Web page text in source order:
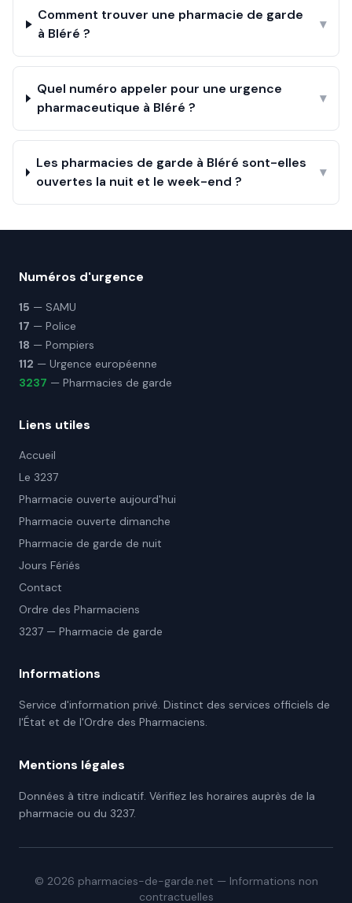
Comment trouver une pharmacie de garde
à Bléré ?
▾
Quel numéro appeler pour une urgence
pharmaceutique à Bléré ?
▾
Les pharmacies de garde à Bléré sont-elles
ouvertes la nuit et le week-end ?
▾
Numéros d'urgence
15 — SAMU
17 — Police
18 — Pompiers
112 — Urgence européenne
3237 — Pharmacies de garde
Liens utiles
Accueil
Le 3237
Pharmacie ouverte aujourd'hui
Pharmacie ouverte dimanche
Pharmacie de garde de nuit
Jours Fériés
Contact
Ordre des Pharmaciens
3237 — Pharmacie de garde
Informations
Service d'information privé. Distinct des services officiels de
l'État et de l'Ordre des Pharmaciens.
Mentions légales
Données à titre indicatif. Vérifiez les horaires auprès de la
pharmacie ou du 3237.
© 2026 pharmacies-de-garde.net — Informations non
contractuelles